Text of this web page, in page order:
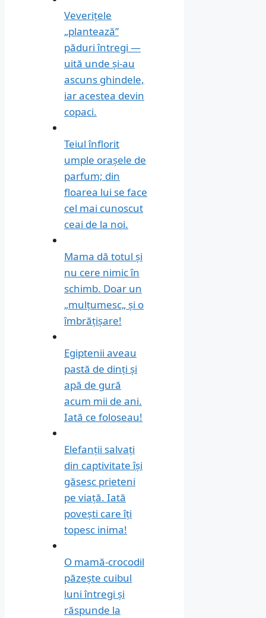
Veverițele
„plantează”
păduri întregi —
uită unde și-au
ascuns ghindele,
iar acestea devin
copaci.
Teiul înflorit
umple orașele de
parfum; din
floarea lui se face
cel mai cunoscut
ceai de la noi.
Mama dă totul și
nu cere nimic în
schimb. Doar un
„mulțumesc„ și o
îmbrățișare!
Egiptenii aveau
pastă de dinți și
apă de gură
acum mii de ani.
Iată ce foloseau!
Elefanții salvați
din captivitate își
găsesc prieteni
pe viață. Iată
povești care îți
topesc inima!
O mamă-crocodil
păzește cuibul
luni întregi și
răspunde la